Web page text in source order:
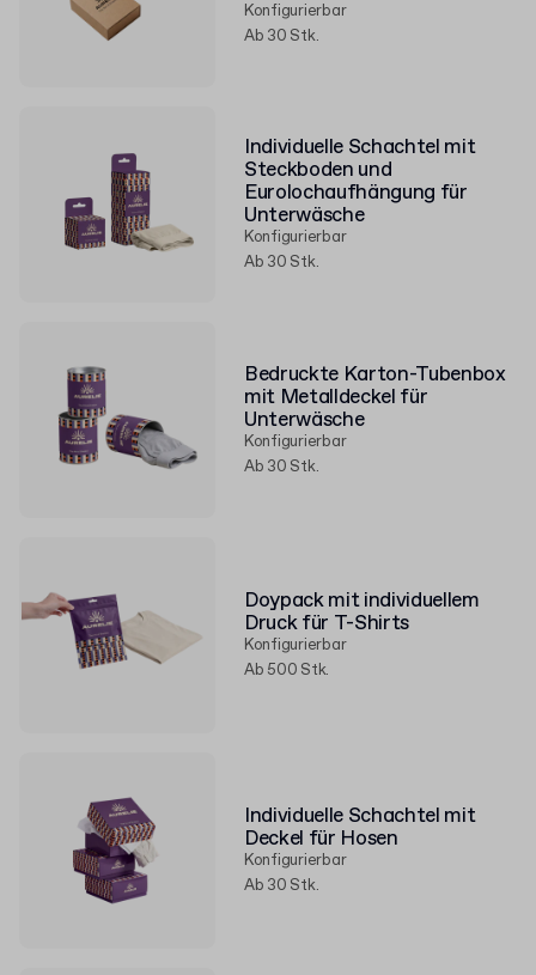
Konfigurierbar
Ab 30 Stk.
Individuelle Schachtel mit
Steckboden und
Eurolochaufhängung für
Unterwäsche
Konfigurierbar
Ab 30 Stk.
Bedruckte Karton-Tubenbox
mit Metalldeckel für
Unterwäsche
Konfigurierbar
Ab 30 Stk.
Doypack mit individuellem
Druck für T-Shirts
Konfigurierbar
Ab 500 Stk.
Individuelle Schachtel mit
Deckel für Hosen
Konfigurierbar
Ab 30 Stk.